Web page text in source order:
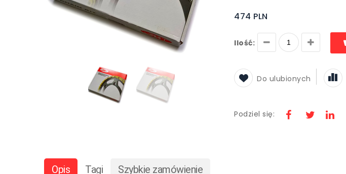
474 PLN
Ilość:
Do ulubionych
Podziel się:
Opis Tagi Szybkie zamówienie